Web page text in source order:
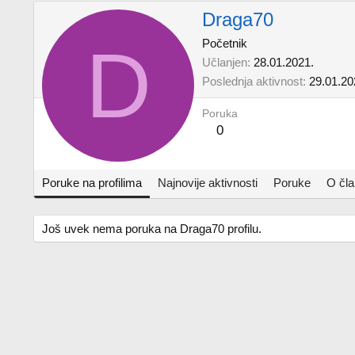
D
Draga70
Početnik
Učlanjen 28.01.2021.
Poslednja aktivnost
Poruka
0
Poruke na profilima Najnovije aktivnosti Poruke O
Još uvek nema poruka na Draga70 profilu.